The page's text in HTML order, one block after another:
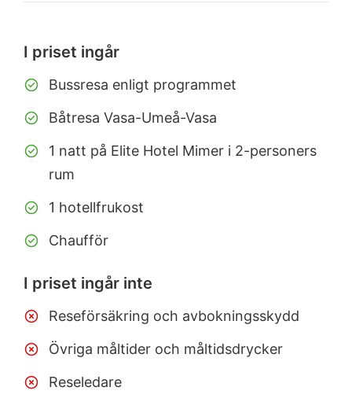
I priset ingår
Bussresa enligt programmet
Båtresa Vasa-Umeå-Vasa
1 natt på Elite Hotel Mimer i 2-personers
rum
1 hotellfrukost
Chaufför
I priset ingår inte
Reseförsäkring och avbokningsskydd
Övriga måltider och måltidsdrycker
Reseledare